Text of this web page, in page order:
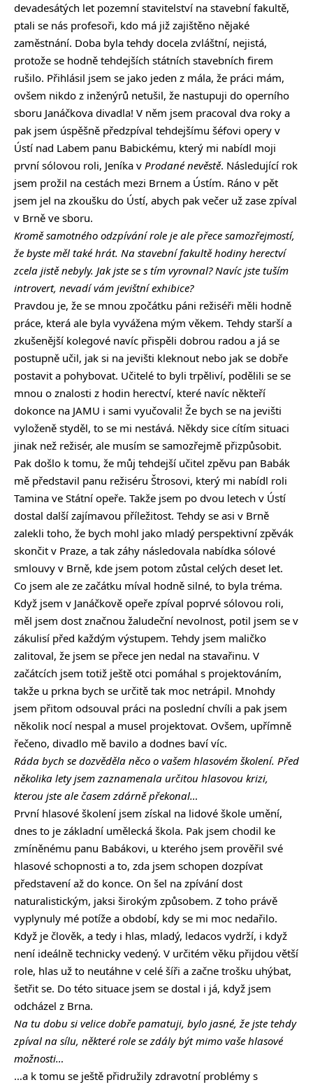
devadesátých let pozemní stavitelství na stavební fakultě,
ptali se nás profesoři, kdo má již zajištěno nějaké
zaměstnání. Doba byla tehdy docela zvláštní, nejistá,
protože se hodně tehdejších státních stavebních firem
rušilo. Přihlásil jsem se jako jeden z mála, že práci mám,
ovšem nikdo z inženýrů netušil, že nastupuji do operního
sboru Janáčkova divadla! V něm jsem pracoval dva roky a
pak jsem úspěšně předzpíval tehdejšímu šéfovi opery v
Ústí nad Labem panu Babickému, který mi nabídl moji
první sólovou roli, Jeníka v Prodané nevěstě. Následující rok
jsem prožil na cestách mezi Brnem a Ústím. Ráno v pět
jsem jel na zkoušku do Ústí, abych pak večer už zase zpíval
v Brně ve sboru.
Kromě samotného odzpívání role je ale přece samozřejmostí,
že byste měl také hrát. Na stavební fakultě hodiny herectví
zcela jistě nebyly. Jak jste se s tím vyrovnal? Navíc jste tuším
introvert, nevadí vám jevištní exhibice?
Pravdou je, že se mnou zpočátku páni režiséři měli hodně
práce, která ale byla vyvážena mým věkem. Tehdy starší a
zkušenější kolegové navíc přispěli dobrou radou a já se
postupně učil, jak si na jevišti kleknout nebo jak se dobře
postavit a pohybovat. Učitelé to byli trpěliví, podělili se se
mnou o znalosti z hodin herectví, které navíc někteří
dokonce na JAMU i sami vyučovali! Že bych se na jevišti
vyloženě styděl, to se mi nestává. Někdy sice cítím situaci
jinak než režisér, ale musím se samozřejmě přizpůsobit.
Pak došlo k tomu, že můj tehdejší učitel zpěvu pan Babák
mě představil panu režiséru Štrosovi, který mi nabídl roli
Tamina ve Státní opeře. Takže jsem po dvou letech v Ústí
dostal další zajímavou příležitost. Tehdy se asi v Brně
zalekli toho, že bych mohl jako mladý perspektivní zpěvák
skončit v Praze, a tak záhy následovala nabídka sólové
smlouvy v Brně, kde jsem potom zůstal celých deset let.
Co jsem ale ze začátku míval hodně silné, to byla tréma.
Když jsem v Janáčkově opeře zpíval poprvé sólovou roli,
měl jsem dost značnou žaludeční nevolnost, potil jsem se v
zákulisí před každým výstupem. Tehdy jsem maličko
zalitoval, že jsem se přece jen nedal na stavařinu. V
začátcích jsem totiž ještě otci pomáhal s projektováním,
takže u prkna bych se určitě tak moc netrápil. Mnohdy
jsem přitom odsouval práci na poslední chvíli a pak jsem
několik nocí nespal a musel projektovat. Ovšem, upřímně
řečeno, divadlo mě bavilo a dodnes baví víc.
Ráda bych se dozvěděla něco o vašem hlasovém školení. Před
několika lety jsem zaznamenala určitou hlasovou krizi,
kterou jste ale časem zdárně překonal…
První hlasové školení jsem získal na lidové škole umění,
dnes to je základní umělecká škola. Pak jsem chodil ke
zmíněnému panu Babákovi, u kterého jsem prověřil své
hlasové schopnosti a to, zda jsem schopen dozpívat
představení až do konce. On šel na zpívání dost
naturalistickým, jaksi širokým způsobem. Z toho právě
vyplynuly mé potíže a období, kdy se mi moc nedařilo.
Když je člověk, a tedy i hlas, mladý, ledacos vydrží, i když
není ideálně technicky vedený. V určitém věku přijdou větší
role, hlas už to neutáhne v celé šíři a začne trošku uhýbat,
šetřit se. Do této situace jsem se dostal i já, když jsem
odcházel z Brna.
Na tu dobu si velice dobře pamatuji, bylo jasné, že jste tehdy
zpíval na sílu, některé role se zdály být mimo vaše hlasové
možnosti…
…a k tomu se ještě přidružily zdravotní problémy s